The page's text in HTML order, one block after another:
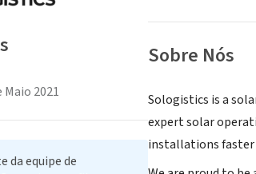
Sobre Nós
Sologistics is a
expert solar
installations faster
Maio 2021
da equipe de